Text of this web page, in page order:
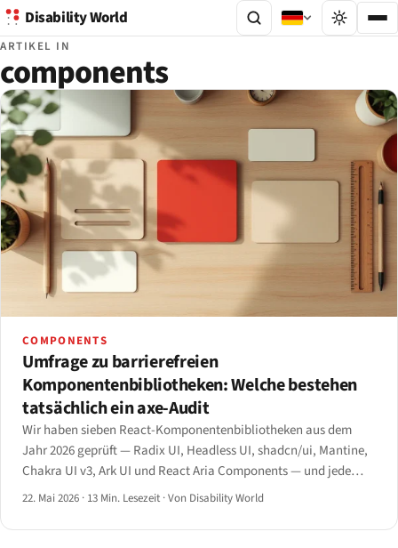
Disability World
ARTIKEL IN
components
COMPONENTS
Umfrage zu barrierefreien
Komponentenbibliotheken: Welche bestehen
tatsächlich ein axe-Audit
Wir haben sieben React-Komponentenbibliotheken aus dem
Jahr 2026 geprüft — Radix UI, Headless UI, shadcn/ui, Mantine,
Chakra UI v3, Ark UI und React Aria Components — und jede
nach axe-Bestehensquote, ARIA-Musterabdeckung,
22. Mai 2026 · 13 Min. Lesezeit ·Von Disability World